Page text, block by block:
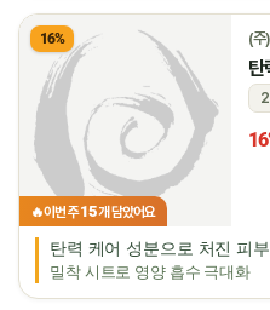
16%
🔥이번 주15개 담았어요
(주
탄
탄력 케어 성분으로 처진 피부
밀착 시트로 영양 흡수 극대화